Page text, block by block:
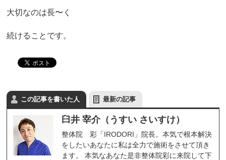
大切なのは長〜く
続けることです。
この記事を書いた人 最新の記事
臼井 宰介（うすい さいすけ）
整体院 彩「IRODORI」院長。本気で根本解決
をしたいあなたに私は全力で施術をさせて頂き
ます。 本気なあなた是非整体院彩に来院して下